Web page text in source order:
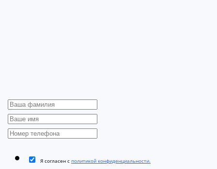
Я согласен с политикой конфиденциальности.